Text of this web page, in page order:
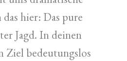
hier: Das pure
Jagd. In deinen
Ziel bedeutungslos